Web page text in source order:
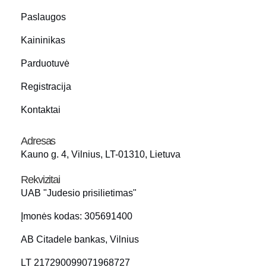
Paslaugos
Kaininikas
Parduotuvė
Registracija
Kontaktai
Adresas
Kauno g. 4, Vilnius, LT-01310, Lietuva
Rekvizitai
UAB "Judesio prisilietimas"
Įmonės kodas: 305691400
AB Citadele bankas, Vilnius
LT 217290099071968727